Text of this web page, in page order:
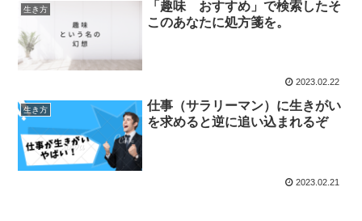
生き方
「趣味 おすすめ」で検索したそ
このあなたに処方箋を。
2023.02.22
生き方
仕事（サラリーマン）に生きがい
を求めると逆に追い込まれるぞ
2023.02.21